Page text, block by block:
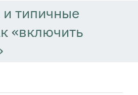
типичные
«включить